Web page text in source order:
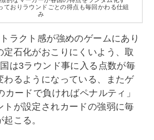
ておりラウンドごとの得点も毎回かわる仕組
み
ラクト感が強めのゲームにあり
定石化がおこりにくいよう、取
は3ラウンド事に入る点数が毎
わるようになっている、またゲ
カードで負ければペナルティ」
トが設定されカードの強弱に毎
こる。